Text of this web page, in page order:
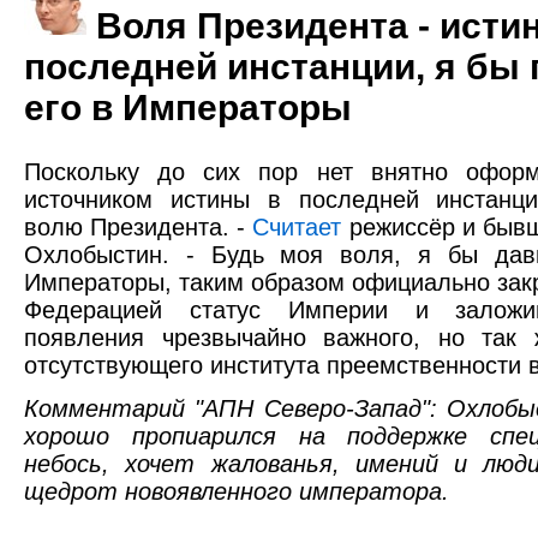
Воля Президента -
последней инстанции, я бы
его в Императоры
Поскольку до сих пор нет внятно
источником истины в последней
волю Президента. - Считает режиссёр и
Охлобыстин. - Будь моя воля, я бы
Императоры, таким образом официально
Федерацией статус Империи и
появления чрезвычайно важного, но так
отсутствующего института преемственности
Комментарий "АПН Северо-Запад":
хорошо пропиарился на поддержке
небось, хочет жалованья, имений и
щедрот новоявленного императора.